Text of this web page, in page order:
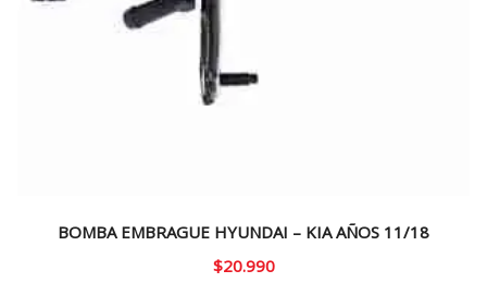
BOMBA EMBRAGUE HYUNDAI – KIA AÑOS 11/18
$20.990